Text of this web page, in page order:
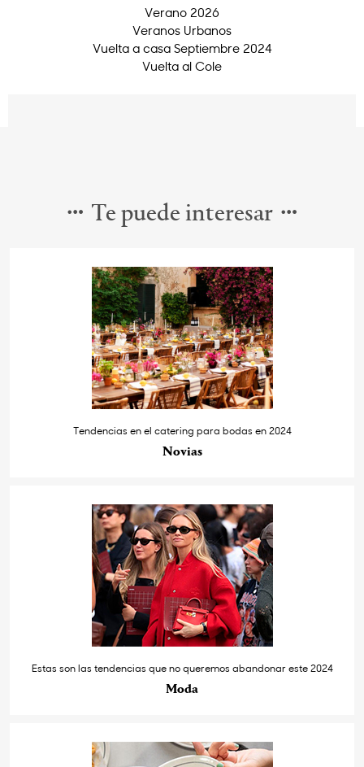
Verano 2026
Veranos Urbanos
Vuelta a casa Septiembre 2024
Vuelta al Cole
Te puede interesar
Tendencias en el catering para bodas en 2024
Novias
Estas son las tendencias que no queremos abandonar este 2024
Moda